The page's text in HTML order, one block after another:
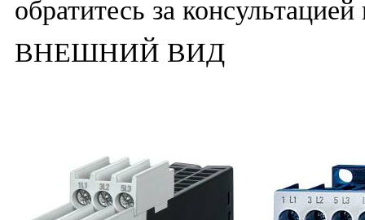
обратитесь за
ВНЕШНИЙ ВИД